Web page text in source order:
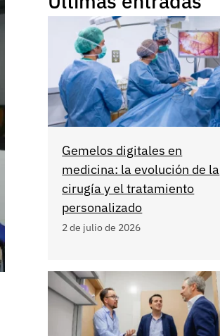
Gemelos digitales en
medicina: la evolución de la
cirugía y el tratamiento
personalizado
2 de julio de 2026